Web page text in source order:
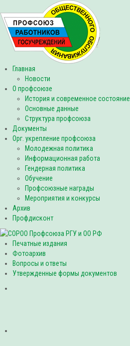
Главная
Новости
О профсоюзе
История и современное состояние
Основные данные
Структура профсоюза
Документы
Орг. укрепление профсоюза
Молодежная политика
Информационная работа
Гендерная политика
Обучение
Профсоюзные награды
Мероприятия и конкурсы
Архив
Профдисконт
Печатные издания
Фотоархив
Вопросы и ответы
Утвержденные формы документов